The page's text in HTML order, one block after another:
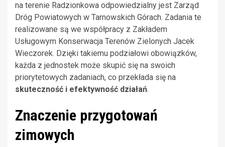
na terenie Radzionkowa odpowiedzialny jest Zarząd
Dróg Powiatowych w Tarnowskich Górach. Zadania te
realizowane są we współpracy z Zakładem
Usługowym Konserwacja Terenów Zielonych Jacek
Wieczorek. Dzięki takiemu podziałowi obowiązków,
każda z jednostek może skupić się na swoich
priorytetowych zadaniach, co przekłada się na
skuteczność i efektywność działań.
Znaczenie przygotowań
zimowych